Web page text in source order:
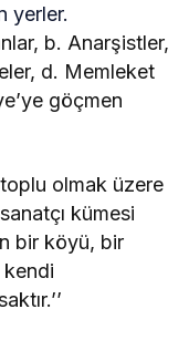
yerler.
b. Anarşistler,
d. Memleket
göçmen
olmak üzere
kümesi
bir köyü, bir
kendi